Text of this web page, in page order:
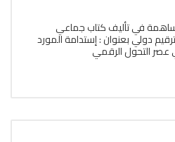
في تأليف كتاب جماعي
دولي بعنوان : إستدامة المورد
عصر التحول الرقمي